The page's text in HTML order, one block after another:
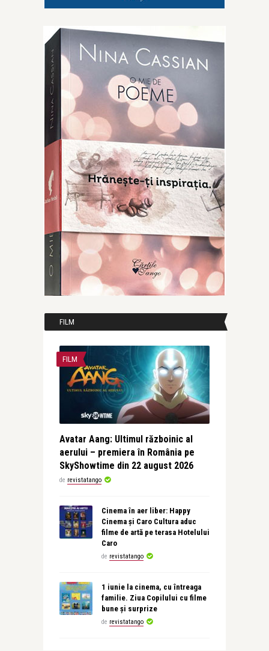
FILM
FILM
Avatar Aang: Ultimul războinic al
aerului – premiera în România pe
SkyShowtime din 22 august 2026
de revistatango
Cinema în aer liber: Happy
Cinema și Caro Cultura aduc
filme de artă pe terasa Hotelului
Caro
de revistatango
1 iunie la cinema, cu întreaga
familie. Ziua Copilului cu filme
bune și surprize
de revistatango